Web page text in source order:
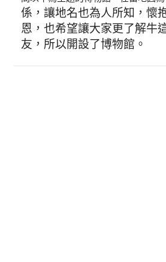
係，讓地名也為人所知，懷
恩，也希望讓大家更了解牛
友，所以開設了博物館。